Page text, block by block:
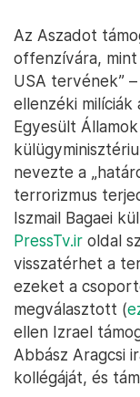
Az Aszadot
offenzívára, mint
USA tervének”
ellenzéki
Egyesült
nevezte a
terrorizmus
Iszmail Bagaei
PressTv.ir oldal
visszatérhet a
ezeket a
megválasztott (
ellen Izrael
Abbász Aragcsi
kollégáját, és